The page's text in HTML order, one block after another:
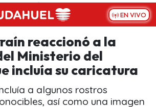
EN VIVO
reaccionó a la
Ministerio del
incluía su caricatura
a algunos rostros
así como una imagen